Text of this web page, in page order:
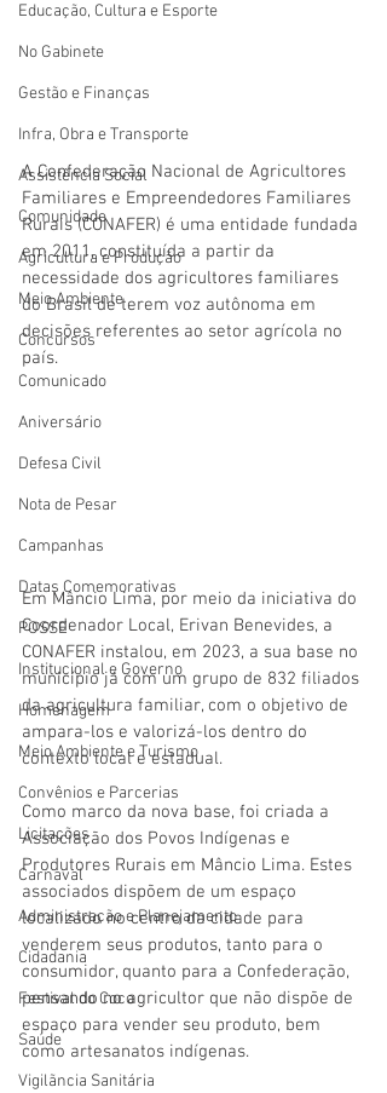
Educação, Cultura e Esporte
No Gabinete
Gestão e Finanças
Infra, Obra e Transporte
Assistência Social
Comunidade
Agricultura e Produção
Meio Ambiente
Concursos
Comunicado
Aniversário
Defesa Civil
Nota de Pesar
Campanhas
Datas Comemorativas
POSSE
Institucional e Governo
Homenagem
Meio Ambiente e Turismo
Convênios e Parcerias
Licitações
Carnaval
Administração e Planejamento
Cidadania
Festival do Coco
Saúde
Vigilãncia Sanitária
A Confederação Nacional de Agricultores
Familiares e Empreendedores Familiares
Rurais (CONAFER) é uma entidade fundada
em 2011, constituída a partir da
necessidade dos agricultores familiares
do Brasil de terem voz autônoma em
decisões referentes ao setor agrícola no
país.
Em Mâncio Lima, por meio da iniciativa do
Coordenador Local, Erivan Benevides, a
CONAFER instalou, em 2023, a sua base no
município já com um grupo de 832 filiados
da agricultura familiar, com o objetivo de
ampara-los e valorizá-los dentro do
contexto local e estadual.
Como marco da nova base, foi criada a
Associação dos Povos Indígenas e
Produtores Rurais em Mâncio Lima. Estes
associados dispõem de um espaço
localizado no centro da cidade para
venderem seus produtos, tanto para o
consumidor, quanto para a Confederação,
pensando no agricultor que não dispõe de
espaço para vender seu produto, bem
como artesanatos indígenas.